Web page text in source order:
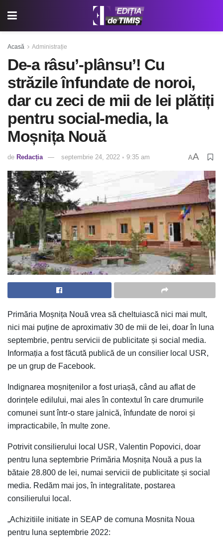
Acasă Administrație
De-a râsu’-plânsu’! Cu
străzile înfundate de noroi,
dar cu zeci de mii de lei plătiți
pentru social-media, la
Moșnița Nouă
de Redacția septembrie 24, 2022 ◦ 9:35 am AA
Primăria Moșnița Nouă vrea să cheltuiască nici mai mult,
nici mai puține de aproximativ 30 de mii de lei, doar în luna
septembrie, pentru servicii de publicitate și social media.
Informația a fost făcută publică de un consilier local USR,
pe un grup de Facebook.
Indignarea moșnițenilor a fost uriașă, când au aflat de
dorințele edilului, mai ales în contextul în care drumurile
comunei sunt într-o stare jalnică, înfundate de noroi și
impracticabile, în multe zone.
Potrivit consilierului local USR, Valentin Popovici, doar
pentru luna septembrie Primăria Moșnița Nouă a pus la
bătaie 28.800 de lei, numai servicii de publicitate și social
media. Redăm mai jos, în integralitate, postarea
consilierului local.
„Achizitiile initiate in SEAP de comuna Mosnita Noua
pentru luna septembrie 2022: